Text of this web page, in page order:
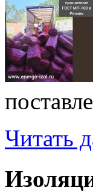
Читать